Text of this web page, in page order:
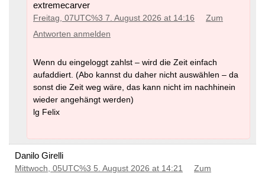
extremecarver
Freitag, 07UTC%3 7. August 2026 at 14:16
Zum
Antworten anmelden
Wenn du eingeloggt zahlst – wird die Zeit einfach
aufaddiert. (Abo kannst du daher nicht auswählen – da
sonst die Zeit weg wäre, das kann nicht im nachhinein
wieder angehängt werden)
lg Felix
Danilo Girelli
Mittwoch, 05UTC%3 5. August 2026 at 14:21
Zum